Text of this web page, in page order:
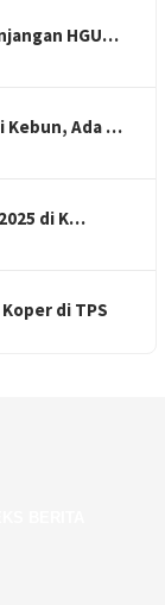
HGU…
Kebun, Ada …
di K…
di TPS